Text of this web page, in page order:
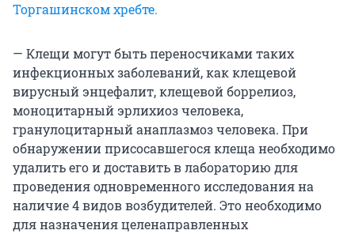
Торгашинском хребте.
— Клещи могут быть переносчиками таких
инфекционных заболеваний, как клещевой
вирусный энцефалит, клещевой боррелиоз,
моноцитарный эрлихиоз человека,
гранулоцитарный анаплазмоз человека. При
обнаружении присосавшегося клеща необходимо
удалить его и доставить в лабораторию для
проведения одновременного исследования на
наличие 4 видов возбудителей. Это необходимо
для назначения целенаправленных